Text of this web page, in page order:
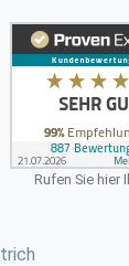
Rufen Sie hier